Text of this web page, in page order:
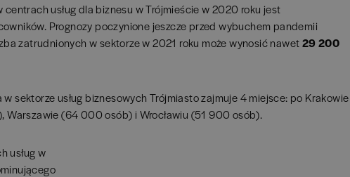
centrach usług dla biznesu w Trójmieście w 2020 roku jest
Prognozy poczynione jeszcze przed wybuchem pandemii
zatrudnionych w sektorze w 2021 roku może wynosić nawet29 200
sektorze usług biznesowych Trójmiasto zajmuje 4 miejsce: po Krakowie
Warszawie (64 000 osób) i Wrocławiu (51 900 osób).
usług w